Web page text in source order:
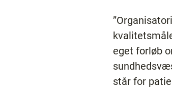
eget forløb
står for